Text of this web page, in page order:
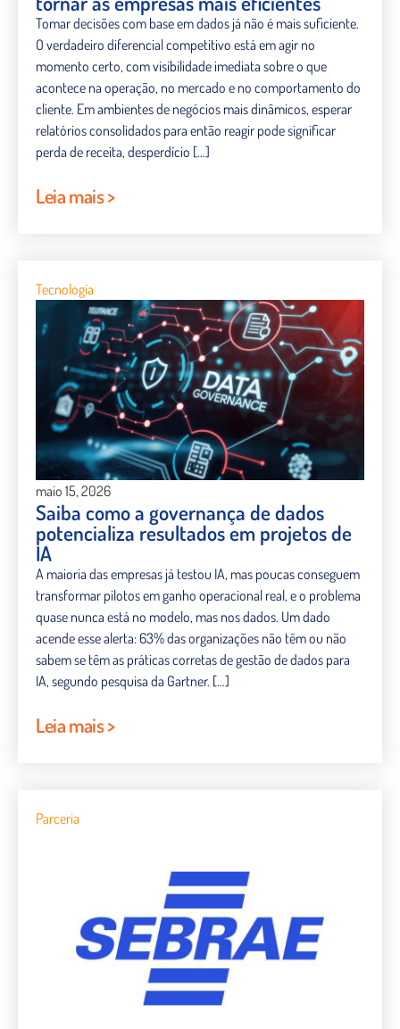
Tomar decisões com base em dados já não é mais suficiente.
O verdadeiro diferencial competitivo está em agir no
momento certo, com visibilidade imediata sobre o que
acontece na operação, no mercado e no comportamento do
cliente. Em ambientes de negócios mais dinâmicos, esperar
relatórios consolidados para então reagir pode significar
perda de receita, desperdício […]
Leia mais >
Tecnologia
maio 15, 2026
Saiba como a governança de dados
potencializa resultados em projetos de
IA
A maioria das empresas já testou IA, mas poucas conseguem
transformar pilotos em ganho operacional real, e o problema
quase nunca está no modelo, mas nos dados. Um dado
acende esse alerta: 63% das organizações não têm ou não
sabem se têm as práticas corretas de gestão de dados para
IA, segundo pesquisa da Gartner. […]
Leia mais >
Parceria